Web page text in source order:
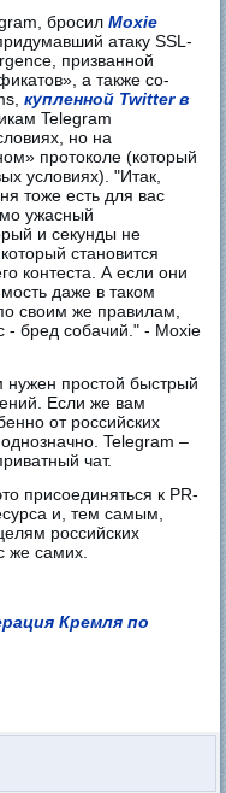
бросилMoxie
атаку SSL-
призванной
а также со-
купленной Twitter в
Telegram
но на
протоколе (который
условиях). "Итак,
тоже есть для вас
ужасный
и секунды не
становится
контеста. А если они
даже в таком
своим же правилам,
- бред собачий." - Moxie
нужен простой быстрый
Если же вам
от российских
Telegram –
чат.
присоединяться к PR-
и, тем самым,
российских
же самих.
Кремля по